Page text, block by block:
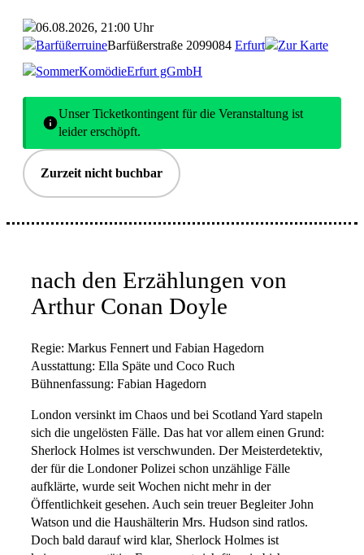
06.08.2026, 21:00 Uhr
BarfüßerruineBarfüßerstraße 2099084 Erfurt
Zur Karte
SommerKomödieErfurt gGmbH
Unser Ticketkontingent für die Veranstaltung ist
leider erschöpft.
Zurzeit nicht buchbar
nach den Erzählungen von
Arthur Conan Doyle
Regie: Markus Fennert und Fabian Hagedorn
Ausstattung: Ella Späte und Coco Ruch
Bühnenfassung: Fabian Hagedorn
London versinkt im Chaos und bei Scotland Yard stapeln
sich die ungelösten Fälle. Das hat vor allem einen Grund:
Sherlock Holmes ist verschwunden. Der Meisterdetektiv,
der für die Londoner Polizei schon unzählige Fälle
aufklärte, wurde seit Wochen nicht mehr in der
Öffentlichkeit gesehen. Auch sein treuer Begleiter John
Watson und die Haushälterin Mrs. Hudson sind ratlos.
Doch bald darauf wird klar, Sherlock Holmes ist